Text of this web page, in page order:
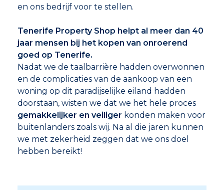
en ons bedrijf voor te stellen.
Tenerife Property Shop helpt al meer dan 40
jaar mensen bij het kopen van onroerend
goed op Tenerife.
Nadat we de taalbarrière hadden overwonnen
en de complicaties van de aankoop van een
woning op dit paradijselijke eiland hadden
doorstaan, wisten we dat we het hele proces
gemakkelijker en veiliger konden maken voor
buitenlanders zoals wij. Na al die jaren kunnen
we met zekerheid zeggen dat we ons doel
hebben bereikt!